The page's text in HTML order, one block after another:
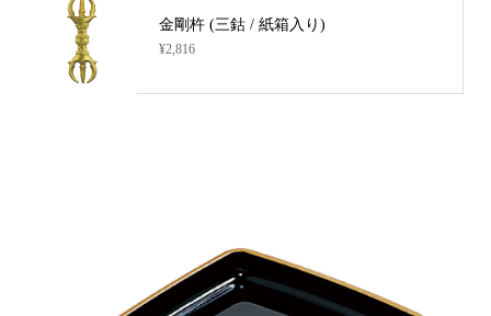
金剛杵 (三鈷 / 紙箱入り)
¥2,816